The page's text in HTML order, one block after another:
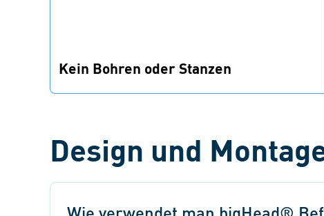
Kein Bohren oder Stanzen
Design und